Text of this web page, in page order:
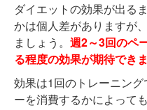
ダイエットの効果が出る
かは個人差がありますが
ましょう。 週2～3回のペ
る程度の効果が期待できま
効果は1回のトレーニン
ーを消費するかによって